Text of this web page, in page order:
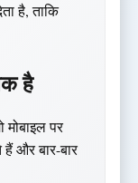
है, ताकि
है
पर
और बार-बार